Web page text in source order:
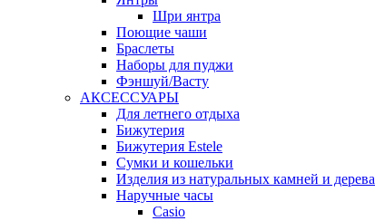
Шри янтра
Поющие чаши
Браслеты
Наборы для пуджи
Фэншуй/Васту
АКСЕССУАРЫ
Для летнего отдыха
Бижутерия
Бижутерия Estele
Сумки и кошельки
Изделия из натуральных камней и дерева
Наручные часы
Casio